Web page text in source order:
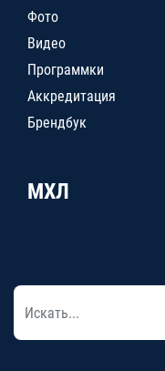
Фото
Видео
Программки
Аккредитация
Брендбук
МХЛ